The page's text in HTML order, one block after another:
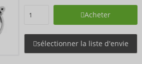
Acheter
sélectionner la liste d'envie